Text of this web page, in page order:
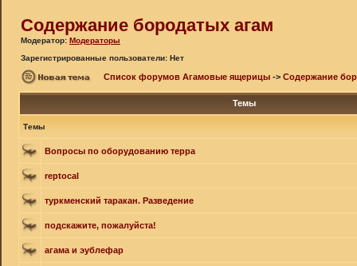
Содержание бородатых агам
Модератор: Модераторы
Зарегистрированные пользователи: Нет
Список форумов Агамовые ящерицы -> Содержание
Темы
Темы
Вопросы по оборудованию терра
reptocal
туркменский таракан. Разведение
подскажите, пожалуйста!
агама и эублефар